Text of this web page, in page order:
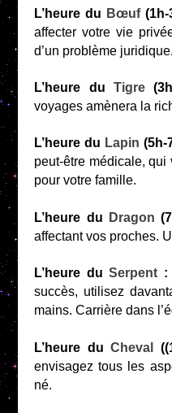
L’heure du Bœuf(1h-
affecter votre vie
d’un problème juridique.
L’heure duTigre
voyages amènera la
L’heure du Lapin (5h-
peut-être médicale,
pour votre famille.
L’heure du Dragon
affectant vos proches.
L’heure duSerpent :
succès, utilisez
mains. Carrière dans
L’heure duCheval
envisagez tous les
né.